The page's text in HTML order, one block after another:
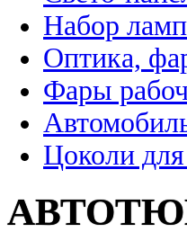
Набор
Оптика,
Фары
Цоколи